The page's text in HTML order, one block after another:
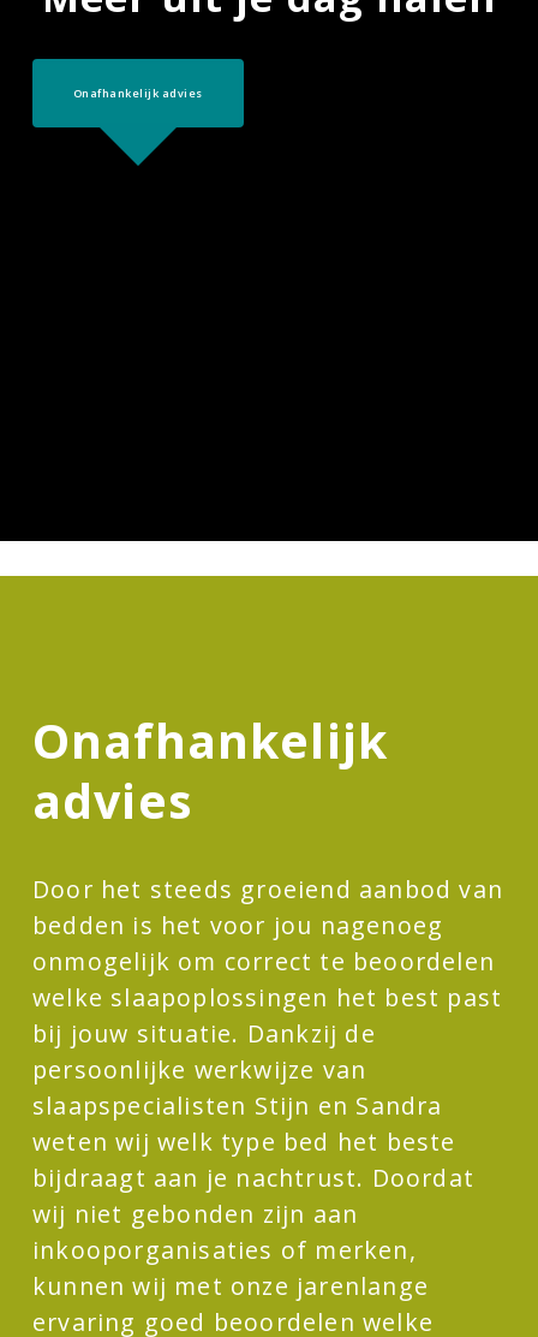
Onafhankelijk advies
Onafhankelijk
advies
Door het steeds groeiend aanbod van
bedden is het voor jou nagenoeg
onmogelijk om correct te beoordelen
welke slaapoplossingen het best past
bij jouw situatie. Dankzij de
persoonlijke werkwijze van
slaapspecialisten Stijn en Sandra
weten wij welk type bed het beste
bijdraagt aan je nachtrust. Doordat
wij niet gebonden zijn aan
inkooporganisaties of merken,
kunnen wij met onze jarenlange
ervaring goed beoordelen welke